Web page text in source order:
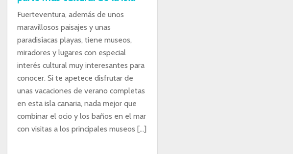
Fuerteventura, además de unos
maravillosos paisajes y unas
paradisíacas playas, tiene museos,
miradores y lugares con especial
interés cultural muy interesantes para
conocer. Si te apetece disfrutar de
unas vacaciones de verano completas
en esta isla canaria, nada mejor que
combinar el ocio y los baños en el mar
con visitas a los principales museos […]